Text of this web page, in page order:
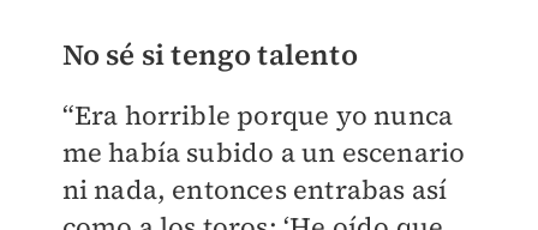
No sé si tengo talento
“Era horrible porque yo nunca
me había subido a un escenario
ni nada, entonces entrabas así